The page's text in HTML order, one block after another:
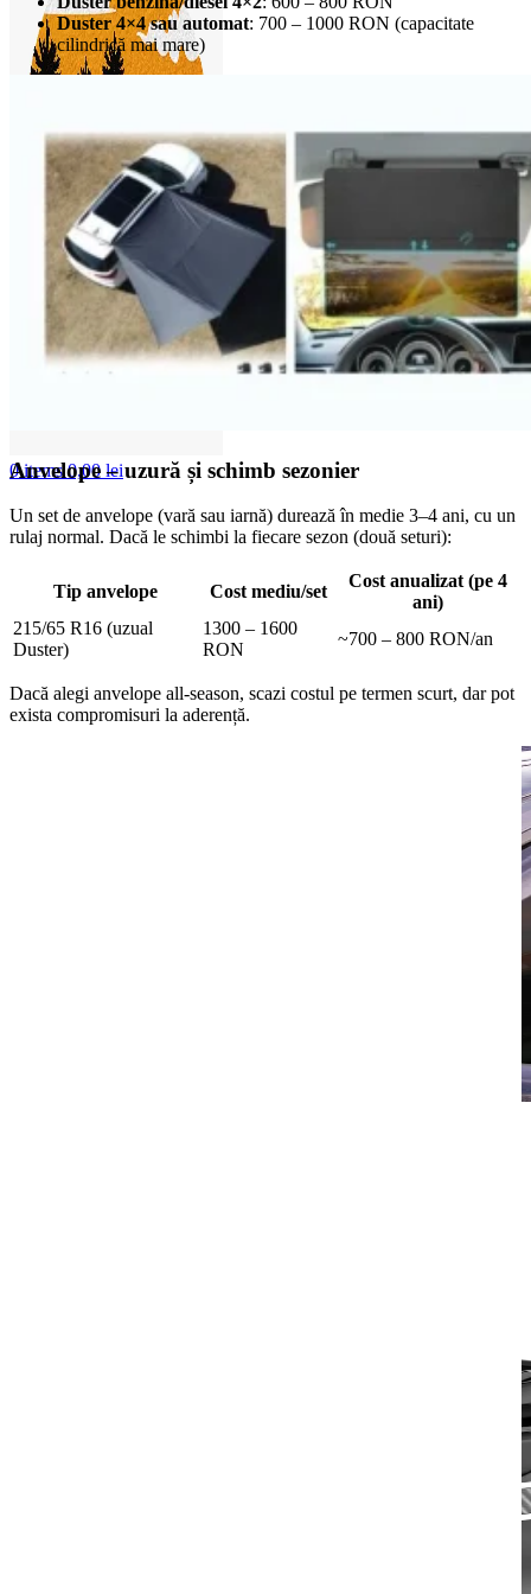
0items 0,00 lei
Duster 4×4 sau automat: 700 – 1000 RON (capacitate
cilindrică mai mare)
Anvelope – uzură și schimb sezonier
Un set de anvelope (vară sau iarnă) durează în medie 3–4 ani, cu un
rulaj normal. Dacă le schimbi la fiecare sezon (două seturi):
Tip anvelope Cost mediu/set
Cost anualizat (pe 4
ani)
215/65 R16 (uzual
Duster)
1300 – 1600
RON
~700 – 800 RON/an
Dacă alegi anvelope all-season, scazi costul pe termen scurt, dar pot
exista compromisuri la aderență.